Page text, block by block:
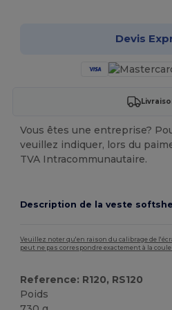
Devis
Vous êtes une entreprise?
veuillez indiquer, lors du
TVA Intracommunautaire.
Description de la veste
Veuillez noter qu'en raison du calibrage de
peut ne pas correspondre exactement à la
Reference: R120, RS120
Poids